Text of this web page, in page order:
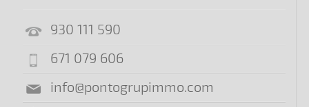
930 111 590
671 079 606
info@pontogrupimmo.com